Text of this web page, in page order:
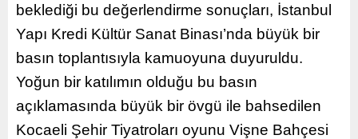
beklediği bu değerlendirme sonuçları, İstanbul
Yapı Kredi Kültür Sanat Binası’nda büyük bir
basın toplantısıyla kamuoyuna duyuruldu.
Yoğun bir katılımın olduğu bu basın
açıklamasında büyük bir övgü ile bahsedilen
Kocaeli Şehir Tiyatroları oyunu Vişne Bahçesi